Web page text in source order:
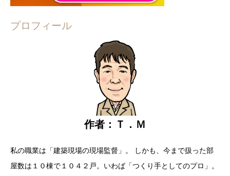
プロフィール
作者：Ｔ．Ｍ
私の職業は「建築現場の現場監督」。
しかも、今まで扱った部
屋数は １０棟で１０４２戸。 いわば「つくり手としてのプロ」。